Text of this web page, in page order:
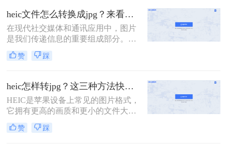
JPG格式具备更高的压缩效率和更好
的图像质量。然而，由于HEIC格式的
兼容性问题，它并不适用于所有设备
和软件。所以，当我们将HEIC格式的
图片转换为JPG格式时，就需要借助
一些工具和技巧。那么heic格式图片
的方法，帮助你轻松实现HEIC转JPG
heic文件怎么转换成jpg？来看看这二种方法吧！
在现代社交媒体和通讯应用中，图片
是我们传递信息的重要组成部分。然
而，一些设备（如iPhone）默认保存
图片为HEIC格式，这在某些情况下可
在兼容性问题，许多人希望将其转换
为更常见的JPEG格式。本文将详细介
绍heic文件怎么转换成jpg，以及一些
应用程序和工具的推荐。
赞 踩
heic怎样转jpg？这三种方法快速转换格式！
HEIC是苹果设备上常见的图片格式，
它拥有更高的画质和更小的文件大
小。然而，由于HEIC格式的图片在一
些设备和平台上不兼容，很多用户需
赞 踩